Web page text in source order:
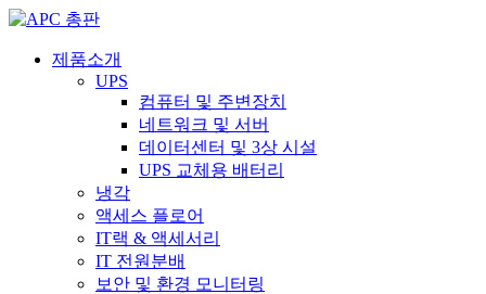
제품소개
UPS
컴퓨터 및 주변장치
네트워크 및 서버
데이터센터 및 3상 시설
UPS 교체용 배터리
냉각
액세스 플로어
IT랙 & 액세서리
IT 전원분배
보안 및 환경 모니터링